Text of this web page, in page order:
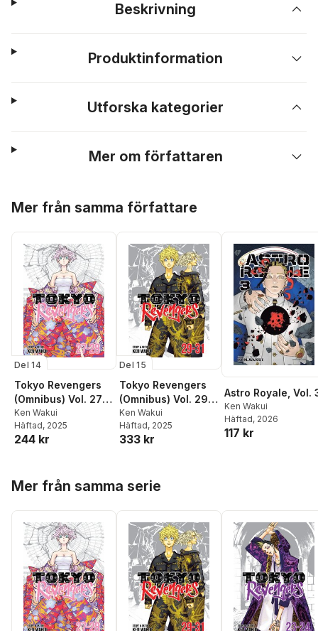
Beskrivning
Produktinformation
Utforska kategorier
Mer om författaren
Mer från samma författare
Del 14
Tokyo Revengers
(Omnibus) Vol. 27-
28
Ken Wakui
Häftad, 2025
244 kr
Del 15
Tokyo Revengers
(Omnibus) Vol. 29-
31
Ken Wakui
Häftad, 2025
333 kr
Astro Royale, Vol.
Ken Wakui
Häftad, 2026
117 kr
Mer från samma serie